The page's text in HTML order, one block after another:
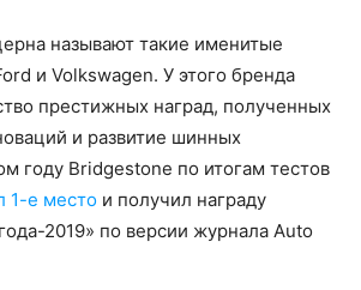
называют такие именитые
и Volkswagen. У этого бренда
престижных наград, полученных
и развитие шинных
году Bridgestone по итогам тестов
1-е место и получил награду
2019» по версии журнала Auto